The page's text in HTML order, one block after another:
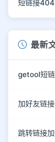
短链接404
最新
getool短
加好友链
跳转链接